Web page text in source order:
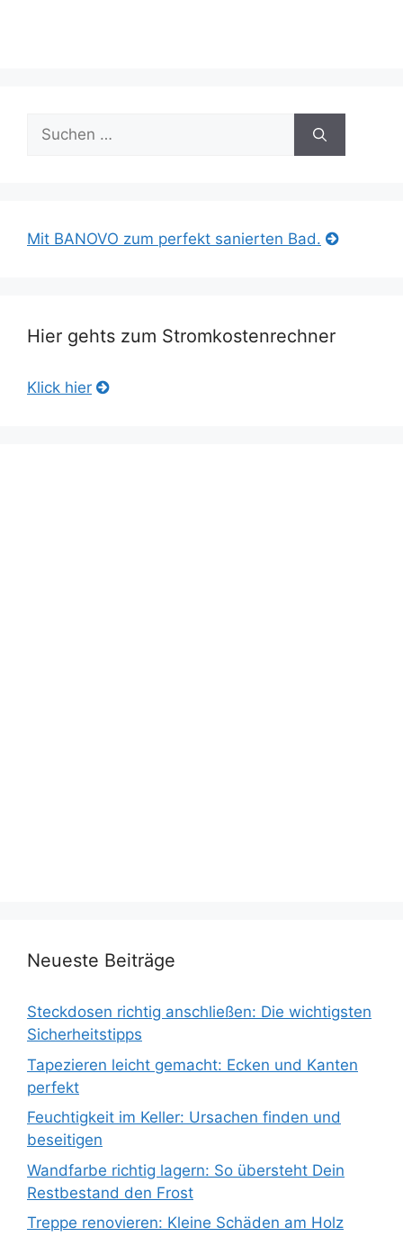
Suche
nach:
Mit BANOVO zum perfekt sanierten Bad.
Hier gehts zum Stromkostenrechner
Klick hier
Neueste Beiträge
Steckdosen richtig anschließen: Die wichtigsten
Sicherheitstipps
Tapezieren leicht gemacht: Ecken und Kanten
perfekt
Feuchtigkeit im Keller: Ursachen finden und
beseitigen
Wandfarbe richtig lagern: So übersteht Dein
Restbestand den Frost
Treppe renovieren: Kleine Schäden am Holz